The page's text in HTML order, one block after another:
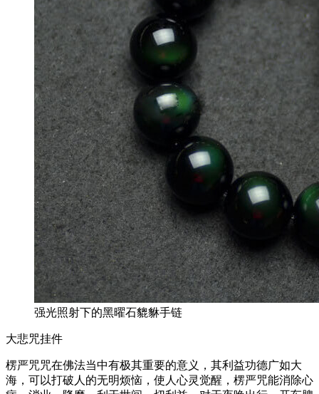
强光照射下的黑曜石貔貅手链
大悲咒挂件
楞严咒咒在佛法当中有极其重要的意义，其利益功德广如大
海，可以打破人的无明烦恼，使人心灵觉醒，楞严咒能消除心